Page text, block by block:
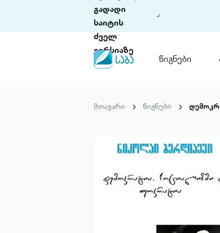
გადადი
საიტის
ძველ
ვერსიაზე
წიგნები
ჩვენ შესახებ
პაკეტები
მთავარი წიგნები